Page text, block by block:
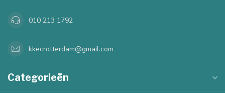
010 213 1792
kkecrotterdam@gmail.com
Categorieën